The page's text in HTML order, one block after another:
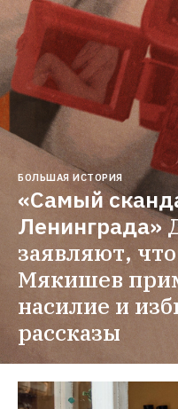
БОЛЬШАЯ ИСТОРИЯ
«Самый
Ленинграда»
заявляют,
Мякишев
насилие и
рассказы